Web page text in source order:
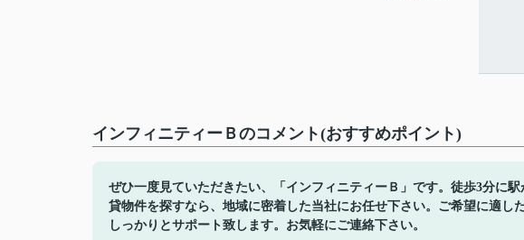
インフィニティーＢのコメント(おすすめポイント)
ぜひ一度見ていただきたい、「インフィニティーＢ」です。徒歩3分に
貸物件を探すなら、地域に密着した当社にお任せ下さい。ご希望に適し
しっかりとサポート致します。お気軽にご連絡下さい。